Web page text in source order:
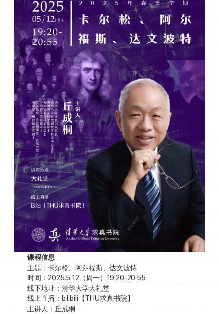
课程信息
主题：卡尔松、阿尔福斯、达文波特
时间：2025.5.12（周一）19:20-20:55
线下地址：清华大学大礼堂
线上直播：bilibili【THU求真书院】
主讲人：丘成桐